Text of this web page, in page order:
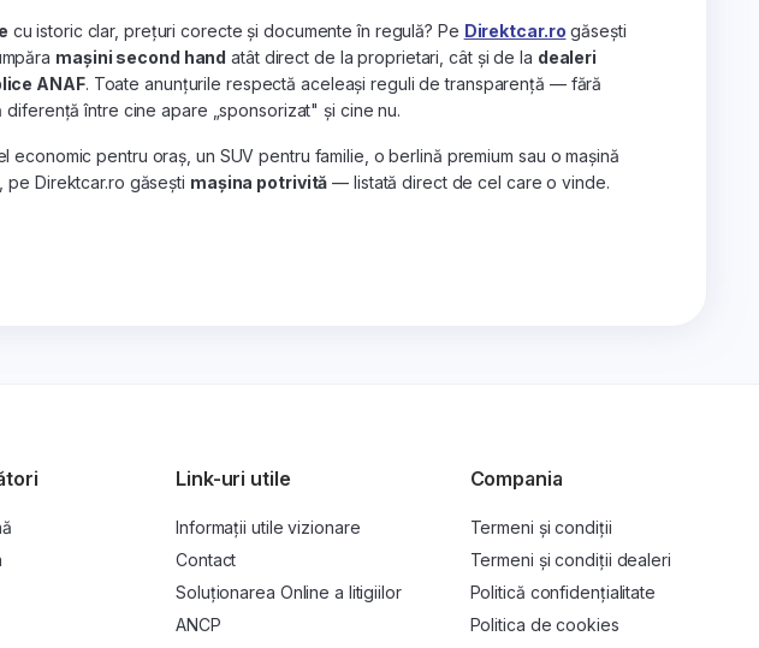
cu istoric clar, prețuri corecte și documente în regulă? Pe Direktcar.ro găsești
mașini second hand atât direct de la proprietari, cât și de la dealeri
ANAF. Toate anunțurile respectă aceleași reguli de transparență — fără
diferență între cine apare „sponsorizat" și cine nu.
economic pentru oraș, un SUV pentru familie, o berlină premium sau o mașină
pe Direktcar.ro găsești mașina potrivită — listată direct de cel care o vinde.
Link-uri utile
Informații utile vizionare
Contact
Soluționarea Online a litigiilor
ANCP
Compania
Termeni și condiții
Termeni și condiții dealeri
Politică confidențialitate
Politica de cookies